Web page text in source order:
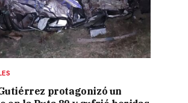
protagonizó un